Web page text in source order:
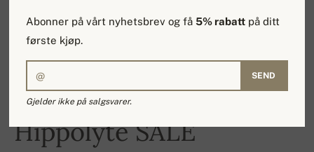
-18%
Hippolyte SALE
Abonner på vårt nyhetsbrev og få5% rabatt på ditt
første kjøp.
SEND
Gjelder ikke på salgsvarer.